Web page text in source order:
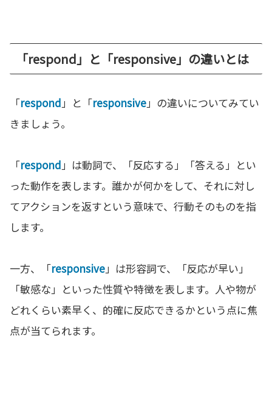
「respond」と「responsive」の違いとは
「respond」と「responsive」の違いについてみてい
きましょう。
「respond」は動詞で、「反応する」「答える」とい
った動作を表します。誰かが何かをして、それに対し
てアクションを返すという意味で、行動そのものを指
します。
一方、「responsive」は形容詞で、「反応が早い」
「敏感な」といった性質や特徴を表します。人や物が
どれくらい素早く、的確に反応できるかという点に焦
点が当てられます。